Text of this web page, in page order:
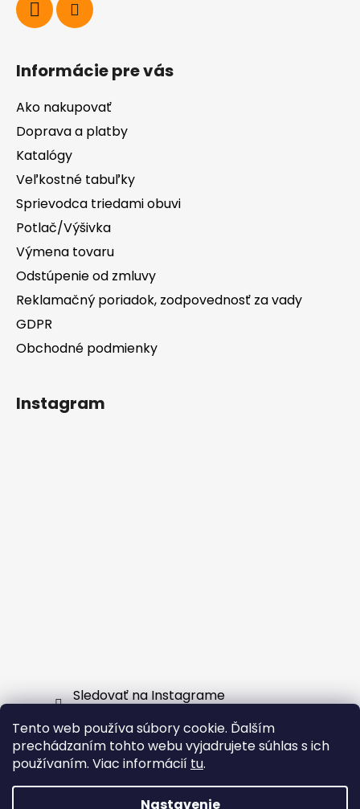
Tento web používa súbory cookie. Ďalším
prechádzaním tohto webu vyjadrujete súhlas s ich
používaním. Viac informácií tu.
Nastavenie
Informácie pre vás
Ako nakupovať
Doprava a platby
Katalógy
Veľkostné tabuľky
Sprievodca triedami obuvi
Potlač/Výšivka
Výmena tovaru
Odstúpenie od zmluvy
Reklamačný poriadok, zodpovednosť za vady
GDPR
Obchodné podmienky
Instagram
Sledovať na Instagrame
Facebook